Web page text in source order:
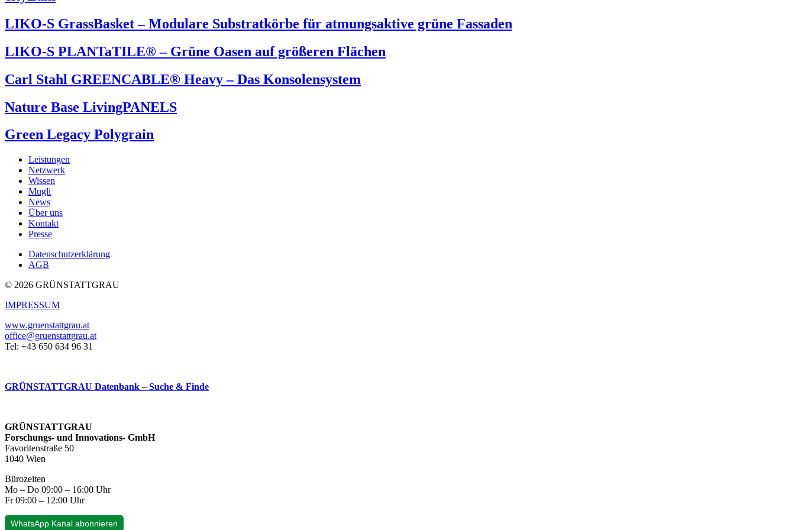
LIKO-S GrassBasket – Modulare Substratkörbe für atmungsaktive grüne Fassaden
LIKO-S PLANTaTILE® – Grüne Oasen auf größeren Flächen
Carl Stahl GREENCABLE® Heavy – Das Konsolensystem
Nature Base LivingPANELS
Green Legacy Polygrain
Leistungen
Netzwerk
Wissen
Mugli
News
Über uns
Kontakt
Presse
Datenschutzerklärung
AGB
© 2026 GRÜNSTATTGRAU
IMPRESSUM
www.gruenstattgrau.at
office@gruenstattgrau.at
Tel: +43 650 634 96 31
GRÜNSTATTGRAU Datenbank – Suche & Finde
GRÜNSTATTGRAU
Forschungs- und Innovations- GmbH
Favoritenstraße 50
1040 Wien
Bürozeiten
Mo – Do 09:00 – 16:00 Uhr
Fr 09:00 – 12:00 Uhr
WhatsApp Kanal abonnieren